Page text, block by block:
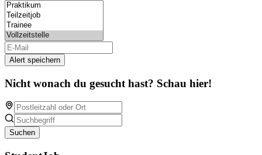
Alert speichern
Nicht wonach du gesucht hast? Schau hier!
Suchen